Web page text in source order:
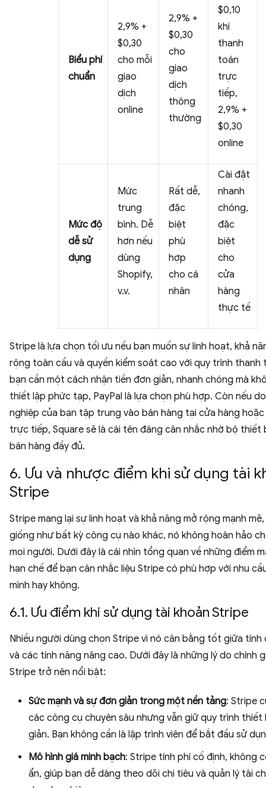
Biểu phí
chuẩn
2,9% +
$0,30
cho mỗi
giao
dịch
online
2,9% +
$0,30
cho
giao
dịch
thông
thường
$0,10
khi
thanh
toán
trực
tiếp,
2,9% +
$0,30
online
Mức độ
dễ sử
dụng
Mức
trung
bình. Dễ
hơn nếu
dùng
Shopify,
v.v.
Rất dễ,
đặc
biệt
phù
hợp
cho cá
nhân
Cài đặt
nhanh
chóng,
đặc
biệt
cho
cửa
hàng
thực tế
Stripe là lựa chọn tối ưu nếu bạn muốn sự linh hoạt, khả
rộng toàn cầu và quyền kiểm soát cao với quy trình thanh
bạn cần một cách nhận tiền đơn giản, nhanh chóng mà
thiết lập phức tạp, PayPal là lựa chọn phù hợp. Còn nếu
nghiệp của bạn tập trung vào bán hàng tại cửa hàng
trực tiếp, Square sẽ là cái tên đáng cân nhắc nhờ bộ thiết
bán hàng đầy đủ.
6. Ưu và nhược điểm khi sử dụng tài
Stripe
Stripe mang lại sự linh hoạt và khả năng mở rộng mạnh
giống như bất kỳ công cụ nào khác, nó không hoàn hảo
mọi người. Dưới đây là cái nhìn tổng quan về những điểm
hạn chế để bạn cân nhắc liệu Stripe có phù hợp với nhu
mình hay không.
6.1. Ưu điểm khi sử dụng tài khoản Stripe
Nhiều người dùng chọn Stripe vì nó cân bằng tốt giữa tính
và các tính năng nâng cao. Dưới đây là những lý do chính
Stripe trở nên nổi bật:
Sức mạnh và sự đơn giản trong một nền tảng: Stripe
các công cụ chuyên sâu nhưng vẫn giữ quy trình thiết
giản. Bạn không cần là lập trình viên để bắt đầu sử
Mô hình giá minh bạch: Stripe tính phí cố định, không
ẩn, giúp bạn dễ dàng theo dõi chi tiêu và quản lý tài